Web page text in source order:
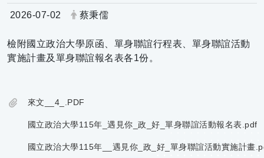
日期：
2026-07-02 發布者：
蔡秉儒
檢附國立政治大學原函、單身聯誼行程表、單身聯誼活動
實施計畫及單身聯誼報名表各1份。
來文__4_.PDF
國立政治大學115年_遇見你_政_好_單身聯誼活動報名表.pdf
國立政治大學115年__遇見你_政_好_單身聯誼活動實施計畫